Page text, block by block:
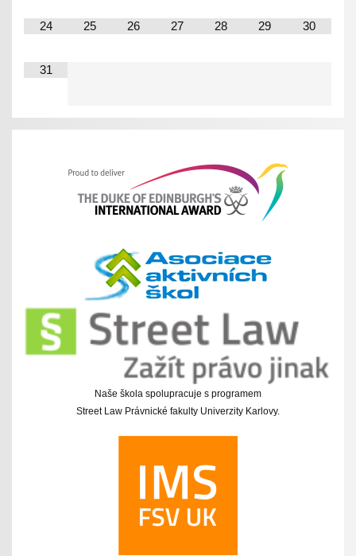
24 25 26 27 28 29 30
31
Naše škola spolupracuje s programem
Street Law Právnické fakulty Univerzity Karlovy.